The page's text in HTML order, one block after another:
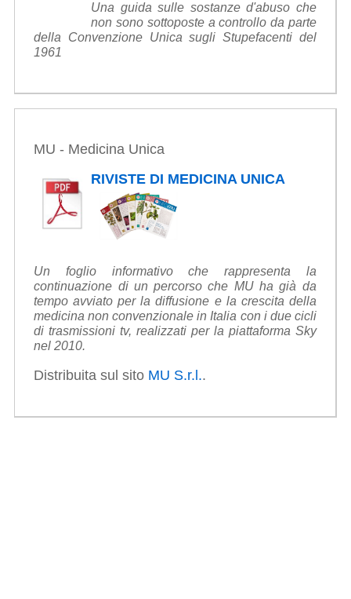
Una guida sulle sostanze d'abuso che
non sono sottoposte a controllo da parte
della Convenzione Unica sugli Stupefacenti del
1961
MU - Medicina Unica
RIVISTE DI MEDICINA UNICA
Un foglio informativo che rappresenta la
continuazione di un percorso che MU ha già da
tempo avviato per la diffusione e la crescita della
medicina non convenzionale in Italia con i due cicli
di trasmissioni tv, realizzati per la piattaforma Sky
nel 2010.
Distribuita sul sito MU S.r.l..